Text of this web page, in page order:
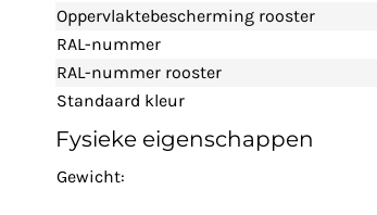
Oppervlaktebescherming rooster
RAL-nummer
RAL-nummer rooster
Standaard kleur
Fysieke eigenschappen
Gewicht: